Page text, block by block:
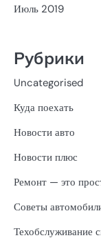
Июль 2019
Рубрики
Uncategorised
Куда поехать
Новости авто
Новости плюс
Ремонт — это
Советы
Техобслуживание